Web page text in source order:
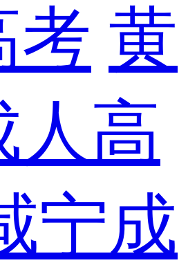
考 黄
人高
宁成